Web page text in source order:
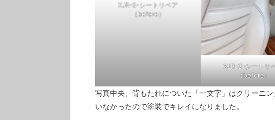
XJR-S-シートリペア
（before）
XJR-S-シートリ
（before）
写真中央、背もたれについた「一文字」はクリーニ
いなかったので塗装でキレイになりました。